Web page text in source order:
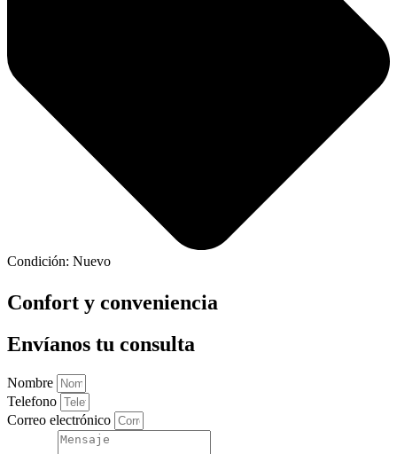
Condición: Nuevo
Confort y conveniencia
Envíanos tu consulta
Nombre
Telefono
Correo electrónico